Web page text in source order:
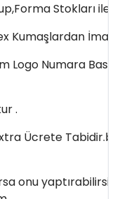
Stokları ile
Kumaşlardan
Logo Numara
.
Ücrete
onu